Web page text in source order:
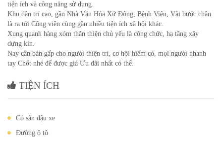
tiện ích và công năng sử dụng.
Khu dân trí cao, gần Nhà Văn Hóa Xứ Đông, Bệnh Viện, Vài bước chân
là ra tới Công viên cùng gần nhiều tiện ích xã hội khác.
Xung quanh hàng xóm thân thiện chủ yếu là công chức, hạ tầng xây
dựng kín.
Nay cần bán gấp cho người thiện trí, cơ hội hiếm có, mọi người nhanh
tay Chốt nhé để được giá Ưu đãi nhất có thể.
TIỆN ÍCH
Có sân đậu xe
Đường ô tô